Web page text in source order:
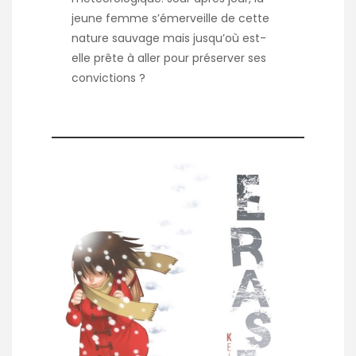
jeune femme s’émerveille de cette
nature sauvage mais jusqu’où est-
elle prête à aller pour préserver ses
convictions ?